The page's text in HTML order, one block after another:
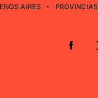
AIRES PROVINCIAS